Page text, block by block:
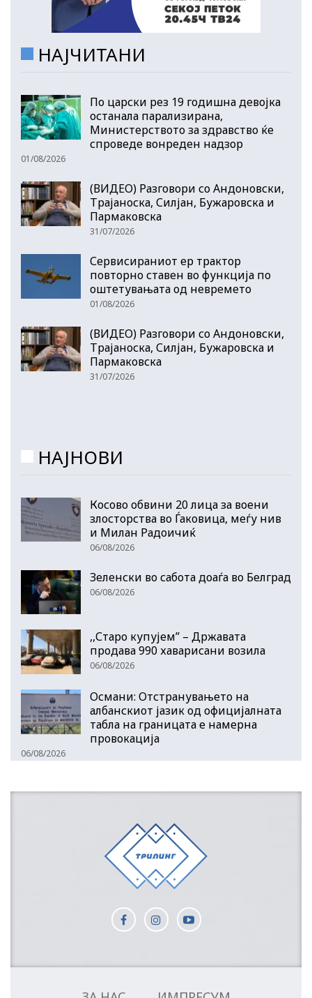
НАЈЧИТАНИ
По царски рез 19 годишна девојка
останала парализирана,
Министерството за здравство ќе
спроведе вонреден надзор
01/08/2026
(ВИДЕО) Разговори со Андоновски,
Трајаноска, Силјан, Бужаровска и
Пармаковска
31/07/2026
Сервисираниот ер трактор
повторно ставен во функција по
оштетувањата од невремето
01/08/2026
(ВИДЕО) Разговори со Андоновски,
Трајаноска, Силјан, Бужаровска и
Пармаковска
31/07/2026
НАЈНОВИ
Косово обвини 20 лица за воени
злосторства во Ѓаковица, меѓу нив
и Милан Радоичиќ
06/08/2026
Зеленски во сабота доаѓа во Белград
06/08/2026
,,Старо купујем” – Државата
продава 990 хаварисани возила
06/08/2026
Османи: Отстранувањето на
албанскиот јазик од официјалната
табла на границата е намерна
провокација
06/08/2026